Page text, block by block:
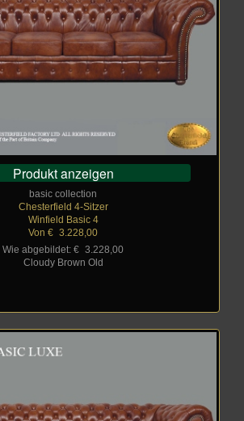
Produkt anzeigen
basic collection
Chesterfield 4-Sitzer
Winfield Basic 4
Von € 3.228,00
Wie abgebildet: € 3.228,00
Cloudy Brown Old